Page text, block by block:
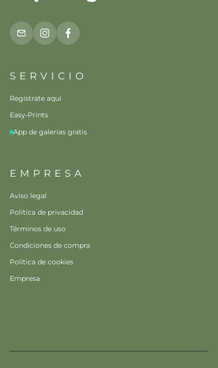
SERVICIO
Regístrate aquí
Easy-Prints
App de galerías gratis
EMPRESA
Aviso legal
Política de privacidad
Términos de uso
Condiciones de compra
Política de cookies
Empresa